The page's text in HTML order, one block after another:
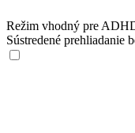
Režim vhodný pre
Sústredené prehliadanie